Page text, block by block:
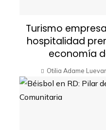
Turismo
hospitalidad
economía
Otilia Adame